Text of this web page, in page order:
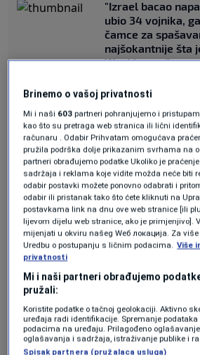
"Izrael bacao
ubio 34 vojnika,
čamce za
najšokantnije šta
Washington"
Upravo izbušili
Britaniji, 5,3
vode, a onda
bogatstvo
EKONOMIJA|10. jun.
Tokom tradicionalnog govora
diplomiranja, koji je kasnije
društvenim mrežama,
je poručio prisutnima kako će
učestvovati u ozbiljnoj borbi u
"Večeras se borim na Total
00:45, zato dođite da me
Brinemo o vašoj privatnosti
Mi i naši 603 partneri pohranjujemo i
kao što su pretraga web stranica ili lični
računaru . Odabir Prihvatam omogućava
pružila podrška dolje prikazanim svrhama na
partneri obrađujemo podatke Ukoliko je
sadržaja i reklama koje vidite možda neće biti
odabir postavki možete ponovno odabrati i
odabir ili pristanak tako što ćete kliknuti na
postavkama link na dnu ove web stranice [ili
lijevom dijelu web stranice, ako je primjenjivo].
mijenjati u okviru našeg Wеб локација. Za
Uredbu o postupanju s ličnim podacima. Više
privatnosti
Mi i naši partneri obrađujemo
pružali:
Koristite podatke o tačnoj geolokaciji. Aktivno
uređaja radi identifikacije. Spremanje
podacima na uređaju. Prilagođeno
oglašavanja i sadržaja, istraživanje publike i
Spisak partnera (pružalaca usluga)